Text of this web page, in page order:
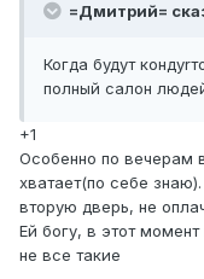
=Дмитрий=
Когда будут
полный салон
+1
Особенно по вечерам
хватает(по себе
вторую дверь, не
Ей богу, в этот
не все такие